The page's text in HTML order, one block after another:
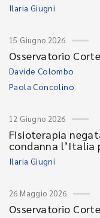
Ilaria Giugni
15 Giugno 2026
Osservatorio
Davide Colombo
Paola Concolino
12 Giugno 2026
Fisioterapia
condanna l’Italia
Ilaria Giugni
26 Maggio 2026
Osservatorio